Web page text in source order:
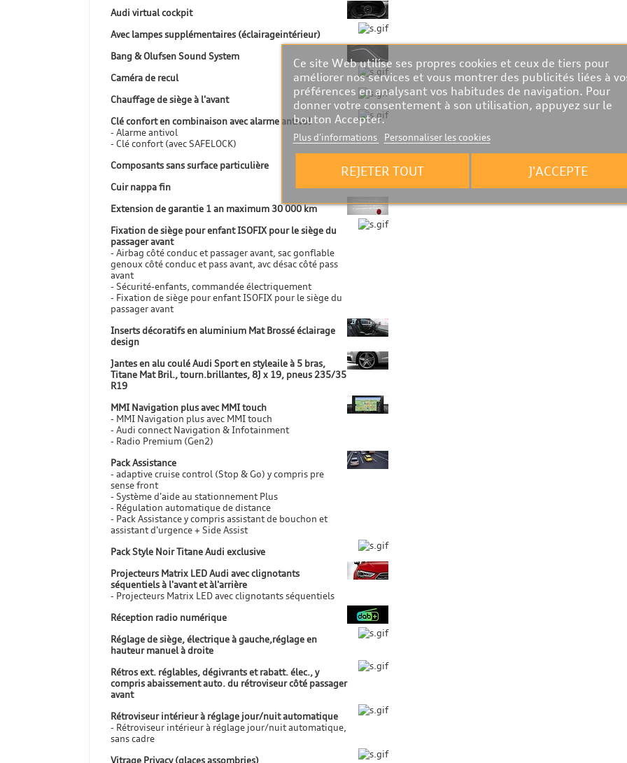
Audi virtual cockpit
Avec lampes supplémentaires (éclairageintérieur)
Bang & Olufsen Sound System
Caméra de recul
Chauffage de siège à l'avant
Clé confort en combinaison avec alarme antivol
- Alarme antivol
- Clé confort (avec SAFELOCK)
Composants sans surface particulière
Cuir nappa fin
Extension de garantie 1 an maximum 30 000 km
Fixation de siège pour enfant ISOFIX pour le siège du
passager avant
- Airbag côté conduc et passager avant, sac gonflable
genoux côté conduc et pass avant, avc désac côté pass
avant
- Sécurité-enfants, commandée électriquement
- Fixation de siège pour enfant ISOFIX pour le siège du
passager avant
Inserts décoratifs en aluminium Mat Brossé éclairage
design
Jantes en alu coulé Audi Sport en styleaile à 5 bras,
Titane Mat Bril., tourn.brillantes, 8J x 19, pneus 235/35
R19
MMI Navigation plus avec MMI touch
- MMI Navigation plus avec MMI touch
- Audi connect Navigation & Infotainment
- Radio Premium (Gen2)
Pack Assistance
- adaptive cruise control (Stop & Go) y compris pre
sense front
- Système d'aide au stationnement Plus
- Régulation automatique de distance
- Pack Assistance y compris assistant de bouchon et
assistant d'urgence + Side Assist
Pack Style Noir Titane Audi exclusive
Projecteurs Matrix LED Audi avec clignotants
séquentiels à l'avant et àl'arrière
- Projecteurs Matrix LED avec clignotants séquentiels
Réception radio numérique
Réglage de siège, électrique à gauche,réglage en
hauteur manuel à droite
Rétros ext. réglables, dégivrants et rabatt. élec., y
compris abaissement auto. du rétroviseur côté passager
avant
Rétroviseur intérieur à réglage jour/nuit automatique
- Rétroviseur intérieur à réglage jour/nuit automatique,
sans cadre
Vitrage Privacy (glaces assombries)
Ce site Web utilise ses propres cookies et ceux de tiers pour
améliorer nos services et vous montrer des publicités liées à
préférences en analysant vos habitudes de navigation. Pour
donner votre consentement à son utilisation, appuyez sur le
bouton Accepter.
Plus d'informations Personnaliser les cookies
REJETER TOUT J'ACCEPTE